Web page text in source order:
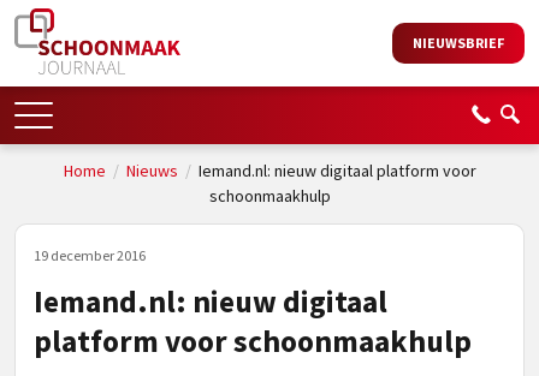
NIEUWSBRIEF
Home / Nieuws / Iemand.nl: nieuw digitaal platform voor
schoonmaakhulp
19 december 2016
Iemand.nl: nieuw digitaal
platform voor schoonmaakhulp